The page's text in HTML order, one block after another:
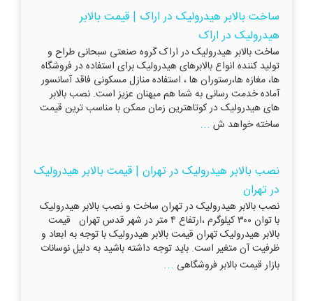
ساخت بالابر هیدرولیک در اراک | قیمت بالابر
هیدرولیک در اراک
ساخت بالابر هیدرولیک در اراک گروه صنعتی سبحانی طراح و
تولید کننده انواع بالابرهای هیدرولیک برای استفاده در فروشگاه
ها، مغازه ها،رستوران ها ، استفاده منازل مسکونی فاقد آسانسور
آماده خدمت رسانی به شما هم میهنان عزیز است. نصب بالابر
های هیدرولیک در کوتاهترین زمان ممکن با مناسب ترین قیمت
ساخته خواهد ش ...
نصب بالابر هیدرولیک در تهران | قیمت بالابر هیدرولیک
در تهران
نصب بالابر هیدرولیک در تهران ساخت و نصب بالابر هیدرولیک
با توان ۳۰۰ کیلوگرم ،ارتفاع ۴ متر در شهر قدس تهران قیمت
بالابر هیدرولیک تهران قیمت بالابر هیدرولیک با توجه به ابعاد و
ظرفیت آن متغير است. بايد توجه داشته باشيد به دلیل نوسانات
بازار قيمت بالابر فروشگاهی ...